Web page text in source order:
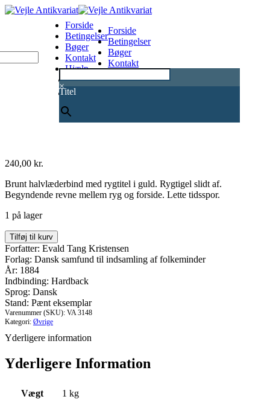
×
Titel
Forside
Betingelser
Bøger
Kontakt
Hjælp
0
Forside
Betingelser
Bøger
Kontakt
240,00 kr.
Brunt halvlæderbind med rygtitel i guld. Rygtigel slidt af.
Begyndende revne mellem ryg og forside. Lette tidsspor.
1 på lager
Skattegraveren
-
et
tidsskrift
årgang
1884.
Første
halvårgang
antal
Tilføj til kurv
Forfatter: Evald Tang Kristensen
Forlag: Dansk samfund til indsamling af folkeminder
År: 1884
Indbinding: Hardback
Sprog: Dansk
Stand: Pænt eksemplar
Varenummer (SKU): VA 3148
Kategori: Øvrige
Yderligere information
Yderligere Information
Vægt
1 kg